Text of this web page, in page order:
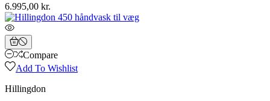
6.995,00 kr.
Compare
Add To Wishlist
Hillingdon